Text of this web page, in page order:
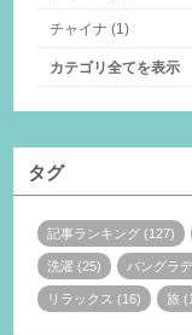
チャイナ (1)
カテゴリ全てを表示
タグ
記事ランキング (127)
洗濯 (25) バングラ
リラックス (16) 旅